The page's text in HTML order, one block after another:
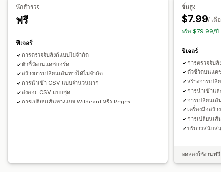
นักสำรวจ
ฟรี
ฟีเจอร์
การตรวจจับลิงก์แบบไม่จำกัด
ตัวชี้วัดบนแดชบอร์ด
สร้างการเปลี่ยนเส้นทางได้ไม่จำกัด
การนำเข้า CSV แบบจำนวนมาก
ส่งออก CSV แบบชุด
การเปลี่ยนเส้นทางแบบ Wildcard หรือ Regex
ขั้นสูง
$7.99/ เดื
หรือ $79.99/ปี
ฟีเจอร์
การตรวจจับ
ตัวชี้วัดบนแด
สร้างการเปลี่
การนำเข้าแ
การเปลี่ยนเ
เครื่องมือสร้า
การเปลี่ยนเ
บริการสนับส
ทดลองใช้งานฟ